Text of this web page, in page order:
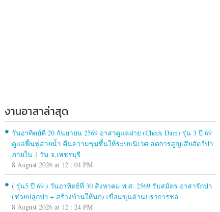
งานอาสาล่าสุด
วันอาทิตย์ที่ 20 กันยายน 2569 อาสาดูแลฝาย (Check Dam) รุ่น 3 ปี 69
ดูแลฟื้นฟูสายน้ำ คืนความชุมชื้นให้ระบบนิเวศ ลดการสูญเสียสัตว์ป่า
ภายใน 1 วัน จ.เพชรบุรี
8 August 2026 at 12 : 04 PM
( รุ่น5 ปี 69 ) วันอาทิตย์ที่ 30 สิงหาคม พ.ศ. 2569 รับสมัคร อาสารักป่า
(ช่วยปลูกป่า + สร้างบ้านให้นก) เขื่อนขุนด่านปราการชล
8 August 2026 at 12 : 24 PM